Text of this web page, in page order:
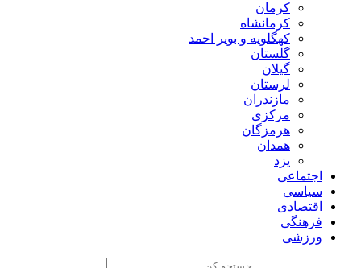
کرمان
کرمانشاه
کهگلویه و بویر احمد
گلستان
گیلان
لرستان
مازندران
مرکزی
هرمزگان
همدان
یزد
اجتماعی
سیاسی
اقتصادی
فرهنگی
ورزشی